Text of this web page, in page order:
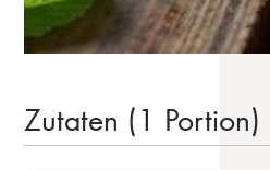
Zutaten (1 Portion)